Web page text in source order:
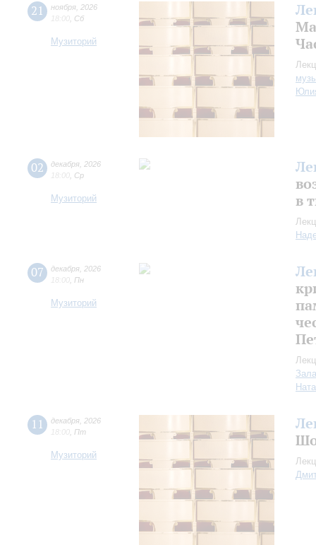
21 ноября 2026
18:00 Сб
Музиторий
02 декабря 2026
18:00 Ср
Музиторий
в
07 декабря 2026
18:00 Пн
Музиторий
11 декабря 2026
18:00 Пт
Музиторий